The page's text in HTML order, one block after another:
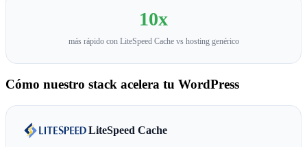
10x
más rápido con LiteSpeed Cache vs hosting genérico
Cómo nuestro stack acelera tu WordPress
LiteSpeed Cache